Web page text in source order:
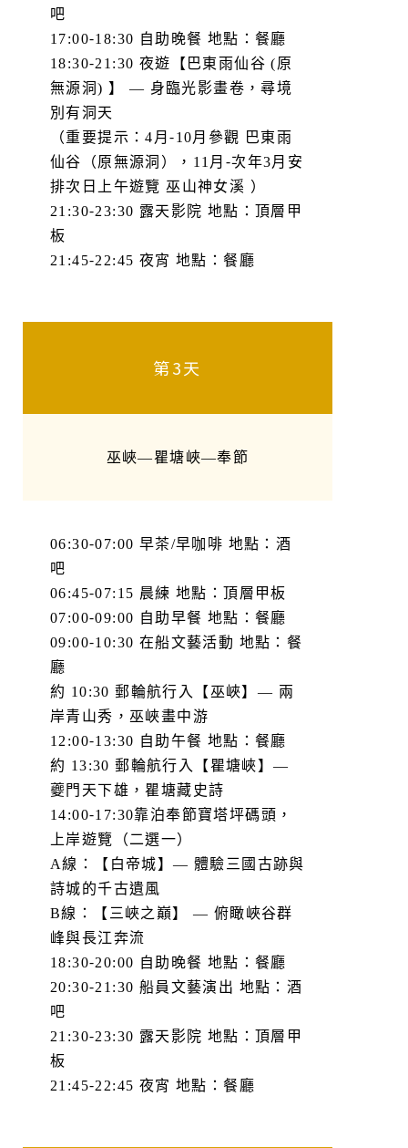
吧
17:00-18:30 自助晚餐 地點：餐廳
18:30-21:30 夜遊【巴東雨仙谷 (原
無源洞) 】 — 身臨光影畫卷，尋境
別有洞天
（重要提示：4月-10月參觀 巴東雨
仙谷（原無源洞），11月-次年3月安
排次日上午遊覽 巫山神女溪 ）
21:30-23:30 露天影院 地點：頂層甲
板
21:45-22:45 夜宵 地點：餐廳
第3天
巫峽—瞿塘峽—奉節
06:30-07:00 早茶/早咖啡 地點：酒
吧
06:45-07:15 晨練 地點：頂層甲板
07:00-09:00 自助早餐 地點：餐廳
09:00-10:30 在船文藝活動 地點：餐
廳
約 10:30 郵輪航行入【巫峽】— 兩
岸青山秀，巫峽畫中游
12:00-13:30 自助午餐 地點：餐廳
約 13:30 郵輪航行入【瞿塘峽】—
夔門天下雄，瞿塘藏史詩
14:00-17:30靠泊奉節寶塔坪碼頭，
上岸遊覽（二選一）
A線：【白帝城】— 體驗三國古跡與
詩城的千古遺風
B線：【三峽之巔】 — 俯瞰峽谷群
峰與長江奔流
18:30-20:00 自助晚餐 地點：餐廳
20:30-21:30 船員文藝演出 地點：酒
吧
21:30-23:30 露天影院 地點：頂層甲
板
21:45-22:45 夜宵 地點：餐廳